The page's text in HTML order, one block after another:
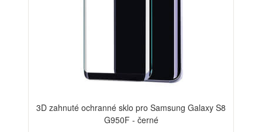
3D zahnuté ochranné sklo pro Samsung Galaxy S8
G950F - černé